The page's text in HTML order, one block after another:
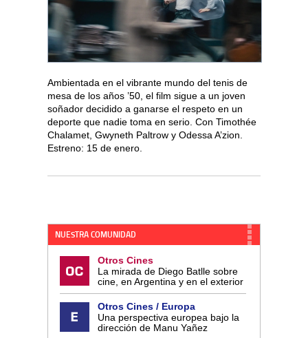
Ambientada en el vibrante mundo del tenis de
mesa de los años ’50, el film sigue a un joven
soñador decidido a ganarse el respeto en un
deporte que nadie toma en serio. Con Timothée
Chalamet, Gwyneth Paltrow y Odessa A’zion.
Estreno: 15 de enero.
NUESTRA COMUNIDAD
Otros Cines
La mirada de Diego Batlle sobre
cine, en Argentina y en el exterior
Otros Cines / Europa
Una perspectiva europea bajo la
dirección de Manu Yañez